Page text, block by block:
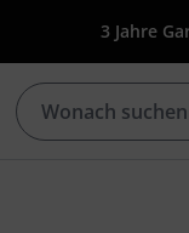
3 Jahre